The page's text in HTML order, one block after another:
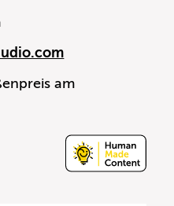
am